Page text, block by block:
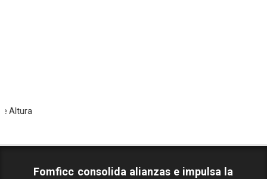
Fomficc consolida alianzas e impulsa la